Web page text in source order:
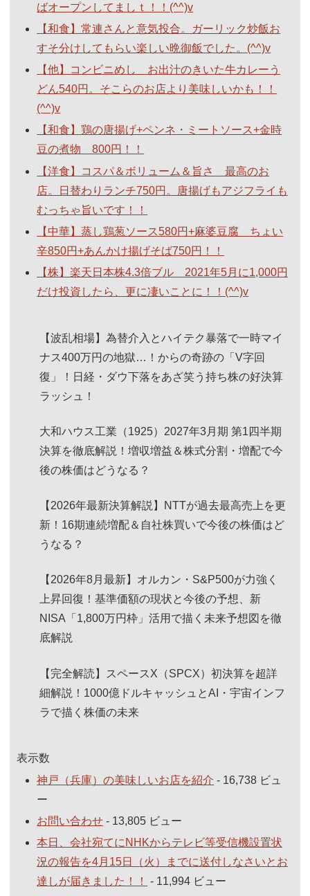
ばオープンしてましｔ！！(^^)v
【和食】常連さんと意気投合。ガーリック炒飯お
すそ分けしてもらい楽しい晩御飯でした。(^^)v
【他】コンビニめし お出汁のきいた牛カレーう
どん540円。そこらのお店より美味しいかも！！
(^^)v
【和食】鶏の唐揚げ+ペンネ・ミートソース+金時
豆の煮物 800円！！
【洋食】コスパ＆ボリューム＆旨さ 最高のお
店。日替わりランチ750円。唐揚げもアジフライも
むっちゃ旨いです！！
【中華】蒸し鶏葱ソース580円+麻婆豆腐 ちょい
辛850円+あんかけ揚げそば750円！！
【株】楽天日本株4.3倍ブル 2021年5月に1,000円
だけ投資したら、更に凄いことに！！(^^)v
【波乱相場】為替介入とハイテク暴落で一時マイ
ナス400万円の地獄…！からの奇跡の「V字回
復」！日経・ダウ下落をあざ笑う持ち株の好決算
ラッシュ！
大和ハウス工業（1925）2027年3月期 第1四半期
決算を徹底解説！増収増益＆株式分割・増配で今
後の株価はどうなる？
【2026年最新決算解説】NTTが過去最高売上を更
新！16期連続増配＆自社株買いで今後の株価はど
うなる？
【2026年8月最新】オルカン・S&P500が力強く
上昇回復！基準価額の現状と今後の予想、新
NISA「1,800万円枠」活用で描く未来予想図を徹
底解説
【完全解読】スペースX（SPCX）初決算を超詳
細解説！1000億ドルキャッシュとAI・宇宙インフ
ラで描く株価の未来
表示数
神戸（兵庫）の美味しいお店を紹介 - 16,738 ビュ
ー
お問い合わせ - 13,805 ビュー
本日、会社宛てにNHKからテレビ等受信機設置状
況の報告を4月15日（火）までに送付しなさいとお
達しが届きました！！
- 11,994 ビュー